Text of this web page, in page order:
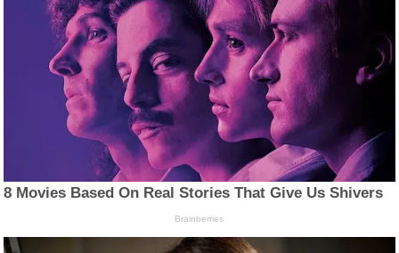
8 Movies Based On Real Stories That Give Us Shivers
Brainberries